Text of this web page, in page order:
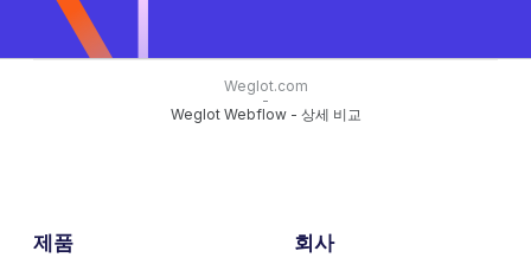
Weglot.com
-
Weglot Webflow - 상세 비교
제품 회사